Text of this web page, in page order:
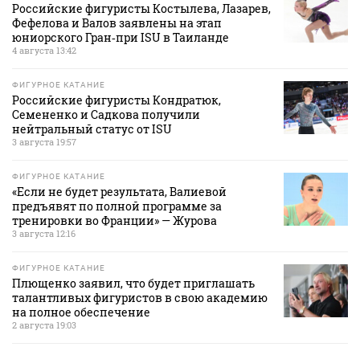
Российские фигуристы Костылева, Лазарев,
Фефелова и Валов заявлены на этап
юниорского Гран‑при ISU в Таиланде
4 августа 13:42
ФИГУРНОЕ КАТАНИЕ
Российские фигуристы Кондратюк,
Семененко и Садкова получили
нейтральный статус от ISU
3 августа 19:57
ФИГУРНОЕ КАТАНИЕ
«Если не будет результата, Валиевой
предъявят по полной программе за
тренировки во Франции» — Журова
3 августа 12:16
ФИГУРНОЕ КАТАНИЕ
Плющенко заявил, что будет приглашать
талантливых фигуристов в свою академию
на полное обеспечение
2 августа 19:03